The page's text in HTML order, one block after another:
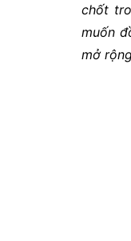
chốt
muốn
mở